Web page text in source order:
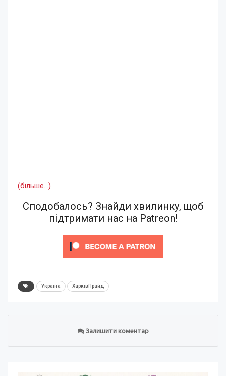
(більше…)
Сподобалось? Знайди хвилинку, щоб
підтримати нас на Patreon!
Україна ХарківПрайд
Залишити коментар